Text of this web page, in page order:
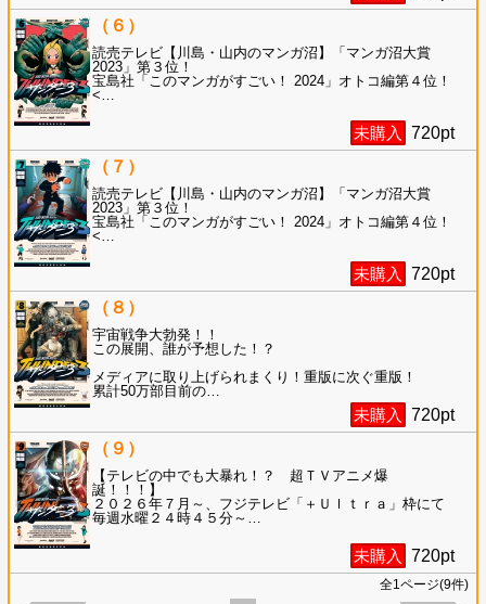
（６）
読売テレビ【川島・山内のマンガ沼】「マンガ沼大賞
2023」第３位！
宝島社「このマンガがすごい！ 2024」オトコ編第４位！
<
未購入 720pt
（７）
読売テレビ【川島・山内のマンガ沼】「マンガ沼大賞
2023」第３位！
宝島社「このマンガがすごい！ 2024」オトコ編第４位！
<
未購入 720pt
（８）
宇宙戦争大勃発！！
この展開、誰が予想した！？
メディアに取り上げられまくり！重版に次ぐ重版！
累計50万部目前の
未購入 720pt
（９）
【テレビの中でも大暴れ！？ 超ＴＶアニメ爆
誕！！！】
２０２６年７月～、フジテレビ「＋Ｕｌｔｒａ」枠にて
毎週水曜２４時４５分～
未購入 720pt
全1ページ(9件)